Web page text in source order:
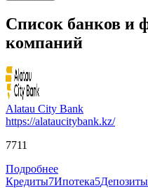
Список банков и
компаний
Alatau City Bank
https://alataucitybank.kz/
7711
Подробнее
Кредиты7Ипотека5Депозиты